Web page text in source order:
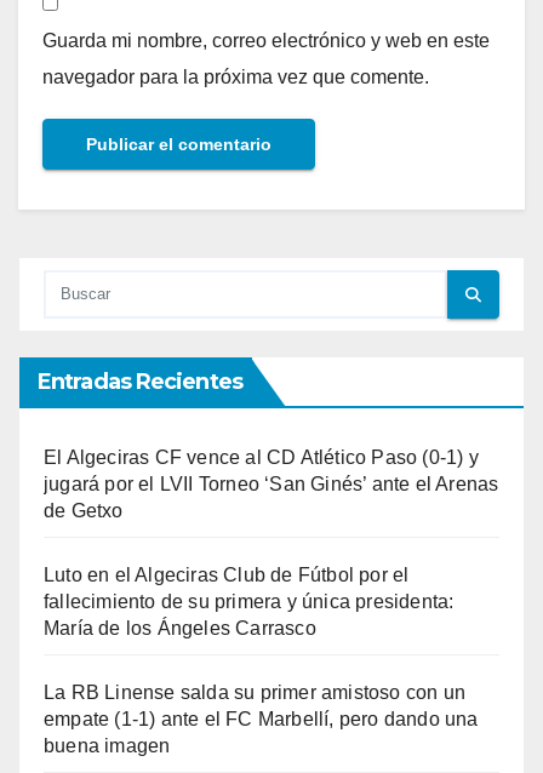
Guarda mi nombre, correo electrónico y web en este
navegador para la próxima vez que comente.
Entradas Recientes
El Algeciras CF vence al CD Atlético Paso (0-1) y
jugará por el LVII Torneo ‘San Ginés’ ante el Arenas
de Getxo
Luto en el Algeciras Club de Fútbol por el
fallecimiento de su primera y única presidenta:
María de los Ángeles Carrasco
La RB Linense salda su primer amistoso con un
empate (1-1) ante el FC Marbellí, pero dando una
buena imagen